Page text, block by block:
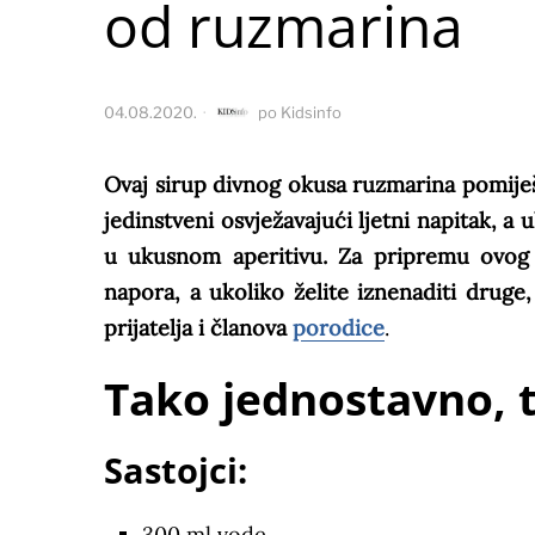
od ruzmarina
04.08.2020. po Kidsinfo
Ovaj sirup divnog okusa ruzmarina
jedinstveni osvježavajući ljetni napitak, a
u ukusnom aperitivu. Za pripremu
napora, a ukoliko želite iznenaditi
prijatelja i članovaporodice.
Tako jednostavno,
Sastojci: